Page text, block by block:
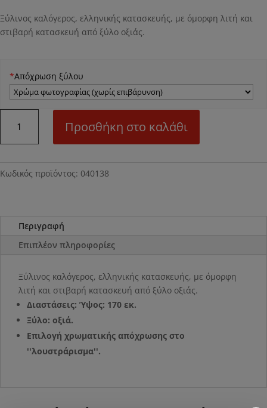
Ξύλινος καλόγερος, ελληνικής κατασκευής, με όμορφη λιτή και
στιβαρή κατασκευή από ξύλο οξιάς.
*Απόχρωση ξύλου
Καλόγερος
ποσότητα
Προσθήκη στο καλάθι
Κωδικός προϊόντος: 040138
Περιγραφή
Επιπλέον πληροφορίες
Ξύλινος καλόγερος, ελληνικής κατασκευής, με όμορφη
λιτή και στιβαρή κατασκευή από ξύλο οξιάς.
Διαστάσεις: Ύψος: 170 εκ.
Ξύλο: οξιά.
Επιλογή χρωματικής απόχρωσης στο
''λουστράρισμα''.